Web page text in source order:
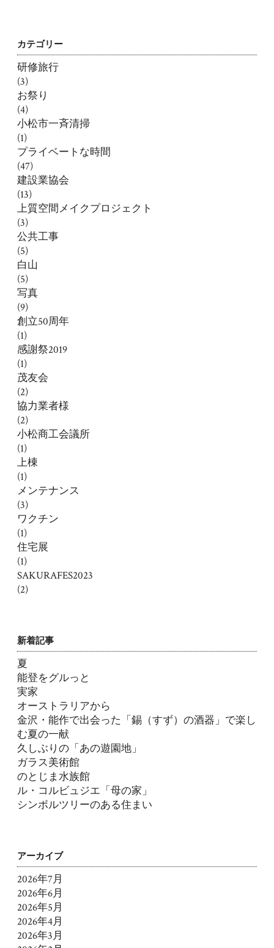
カテゴリー
研修旅行
(3)
お祭り
(4)
小松市一斉清掃
(1)
プライベートな時間
(47)
建設業協会
(13)
上質空間メイクプロジェクト
(3)
公共工事
(5)
白山
(5)
写真
(9)
創立50周年
(1)
感謝祭2019
(1)
茂友会
(2)
協力業者様
(2)
小松商工会議所
(1)
上棟
(1)
メンテナンス
(3)
ワクチン
(1)
住宅展
(1)
SAKURAFES2023
(2)
新着記事
夏
能登をグルっと
実家
オーストラリアから
金沢・能作で出会った「錫（すず）の酒器」で楽し
む夏の一献
久しぶりの「あの遊園地」
ガラス美術館
のとじま水族館
ル・コルビュジエ「母の家」
シンボルツリーのある住まい
アーカイブ
2026年7月
2026年6月
2026年5月
2026年4月
2026年3月